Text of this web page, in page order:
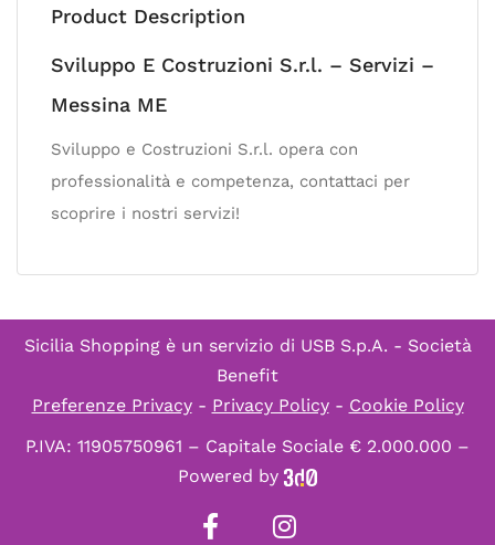
Product Description
Sviluppo E Costruzioni S.r.l. – Servizi –
Messina ME
Sviluppo e Costruzioni S.r.l. opera con
professionalità e competenza, contattaci per
scoprire i nostri servizi!
Sicilia Shopping è un servizio di USB S.p.A. - Società
Benefit
Preferenze Privacy- Privacy Policy- Cookie Policy
P.IVA: 11905750961 – Capitale Sociale € 2.000.000 –
Powered by